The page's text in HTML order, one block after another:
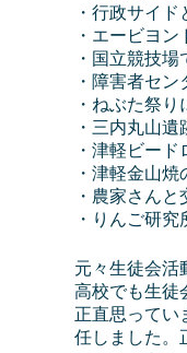
・行政サイ
・エービヨ
・国立競技
・障害者セ
・ねぶた祭
・三内丸山遺
・津軽ビー
・津軽金山
・農家さんと
・りんご研究
元々生徒会活
高校でも生徒
正直思ってい
任しました。